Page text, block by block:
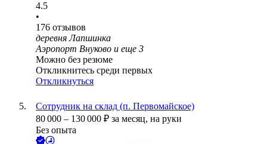
4.5
•
176 отзывов
деревня Лапшинка
Аэропорт Внуково и еще 3
Можно без резюме
Откликнитесь среди первых
Откликнуться
Сотрудник на склад (п. Первомайское)
80 000 – 130 000 ₽ за месяц, на руки
Без опыта